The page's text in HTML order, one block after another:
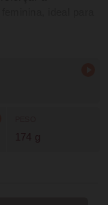
ideal para
174 g